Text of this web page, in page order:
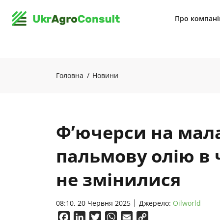
Про
Головна Новини
Ф’ючерси на
пальмову олію в
не змінилися
08:10, 20 Червня 2025 Джерело: Oilworld
FacebookLinkedInTwitterWhatsApp
Email